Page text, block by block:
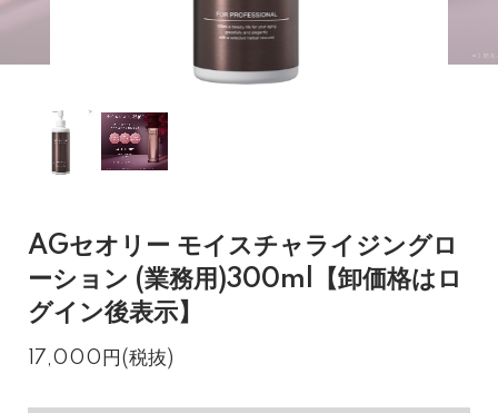
AGセオリー モイスチャライジングロ
ーション (業務用)300ml【卸価格はロ
グイン後表示】
17,000円(税抜)